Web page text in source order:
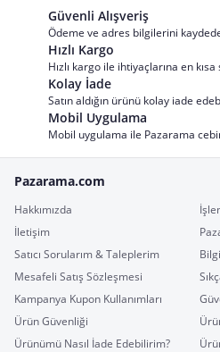
Güvenli Alışveriş
Ödeme ve adres bilgilerini
Hızlı Kargo
Hızlı kargo ile ihtiyaçlarına en
Kolay İade
Satın aldığın ürünü kolay iade
Mobil Uygulama
Mobil uygulama ile Pazarama
Pazarama.com
Hakkımızda
İletişim
Satıcı Sorularım & Taleplerim
Mesafeli Satış Sözleşmesi
Kampanya Kupon Kullanımları
Ürün Güvenliği
Ürünümü Nasıl İade Edebilirim?